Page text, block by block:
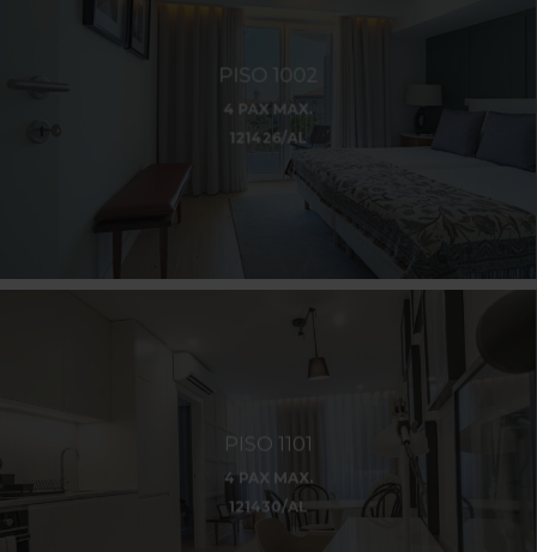
PISO 1002
4 PAX MAX.
121426/AL
PISO 1101
4 PAX MAX.
121430/AL